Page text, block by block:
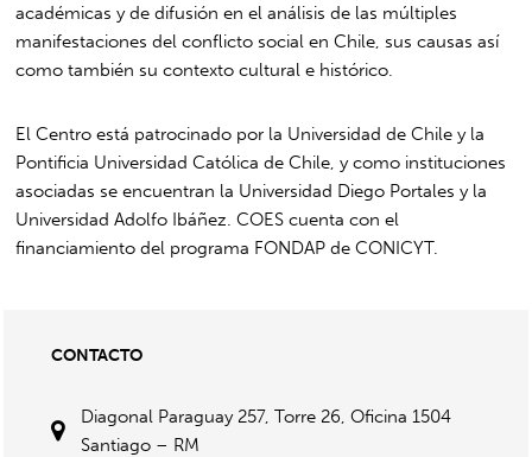
académicas y de difusión en el análisis de las múltiples
manifestaciones del conflicto social en Chile, sus causas así
como también su contexto cultural e histórico.
El Centro está patrocinado por la Universidad de Chile y la
Pontificia Universidad Católica de Chile, y como instituciones
asociadas se encuentran la Universidad Diego Portales y la
Universidad Adolfo Ibáñez. COES cuenta con el
financiamiento del programa FONDAP de CONICYT.
CONTACTO
Diagonal Paraguay 257, Torre 26, Oficina 1504
Santiago – RM